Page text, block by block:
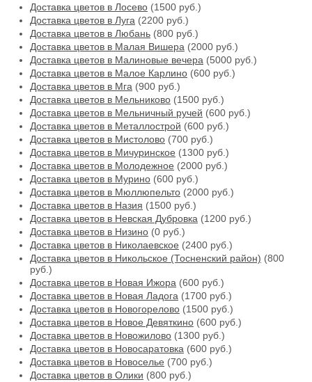
Доставка цветов в Лосево (1500 руб.)
Доставка цветов в Луга (2200 руб.)
Доставка цветов в Любань (800 руб.)
Доставка цветов в Малая Вишера (2000 руб.)
Доставка цветов в Малиновые вечера (5000 руб.)
Доставка цветов в Малое Карлино (600 руб.)
Доставка цветов в Мга (900 руб.)
Доставка цветов в Мельниково (1500 руб.)
Доставка цветов в Мельничный ручей (600 руб.)
Доставка цветов в Металлострой (600 руб.)
Доставка цветов в Мистолово (700 руб.)
Доставка цветов в Мичуринское (1300 руб.)
Доставка цветов в Молодежное (2000 руб.)
Доставка цветов в Мурино (600 руб.)
Доставка цветов в Мюллюпельто (2000 руб.)
Доставка цветов в Назия (1500 руб.)
Доставка цветов в Невская Дубровка (1200 руб.)
Доставка цветов в Низино (0 руб.)
Доставка цветов в Николаевское (2400 руб.)
Доставка цветов в Никольское (Тосненский район) (800
руб.)
Доставка цветов в Новая Ижора (600 руб.)
Доставка цветов в Новая Ладога (1700 руб.)
Доставка цветов в Новогорелово (1500 руб.)
Доставка цветов в Новое Девяткино (600 руб.)
Доставка цветов в Новожилово (1300 руб.)
Доставка цветов в Новосаратовка (600 руб.)
Доставка цветов в Новоселье (700 руб.)
Доставка цветов в Олики (800 руб.)